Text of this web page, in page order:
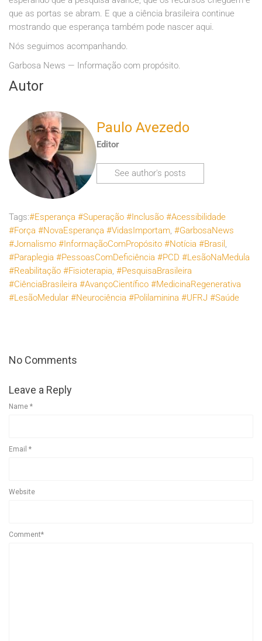
que as portas se abram. E que a ciência brasileira continue
mostrando que esperança também pode nascer aqui.
Nós seguimos acompanhando.
Garbosa News — Informação com propósito.
Autor
Paulo Avezedo
Editor
See author's posts
Tags:#Esperança #Superação #Inclusão #Acessibilidade
#Força #NovaEsperança #VidasImportam, #GarbosaNews
#Jornalismo #InformaçãoComPropósito #Notícia #Brasil ,
#Paraplegia #PessoasComDeficiência #PCD #LesãoNaMedula
#Reabilitação #Fisioterapia, #PesquisaBrasileira
#CiênciaBrasileira #AvançoCientífico #MedicinaRegenerativa
#LesãoMedular #Neurociência #Polilaminina #UFRJ #Saúde
No Comments
Leave a Reply
Name *
Email *
Website
Comment*